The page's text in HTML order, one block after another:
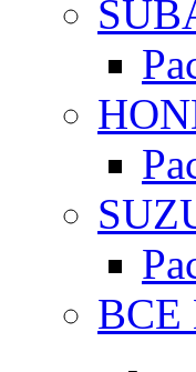
ВСЕ